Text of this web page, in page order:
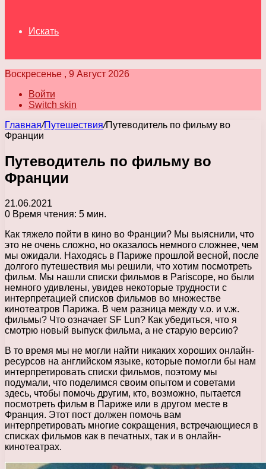
Искать
Воскресенье , 9 Август 2026
Войти
Switch skin
Главная/Путешествия/Путеводитель по фильму во
Франции
Путеводитель по фильму во
Франции
21.06.2021
0 Время чтения: 5 мин.
Как тяжело пойти в кино во Франции? Мы выяснили, что
это не очень сложно, но оказалось немного сложнее, чем
мы ожидали. Находясь в Париже прошлой весной, после
долгого путешествия мы решили, что хотим посмотреть
фильм. Мы нашли списки фильмов в Pariscope, но были
немного удивлены, увидев некоторые трудности с
интерпретацией списков фильмов во множестве
кинотеатров Парижа. В чем разница между v.о. и v.ж.
фильмы? Что означает SF Lun? Как убедиться, что я
смотрю новый выпуск фильма, а не старую версию?
В то время мы не могли найти никаких хороших онлайн-
ресурсов на английском языке, которые помогли бы нам
интерпретировать списки фильмов, поэтому мы
подумали, что поделимся своим опытом и советами
здесь, чтобы помочь другим, кто, возможно, пытается
посмотреть фильм в Париже или в другом месте в
Франция. Этот пост должен помочь вам
интерпретировать многие сокращения, встречающиеся в
списках фильмов как в печатных, так и в онлайн-
кинотеатрах.